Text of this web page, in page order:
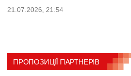
21.07.2026, 21:54
ПРОПОЗИЦІЇ ПАРТНЕРІВ